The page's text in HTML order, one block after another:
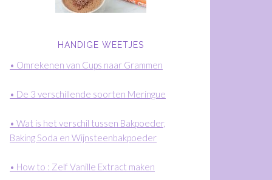
HANDIGE WEETJES
• Omrekenen van Cups naar Grammen
• De 3 verschillende soorten Meringue
• Wat is het verschil tussen Bakpoeder,
Baking Soda en Wijnsteenbakpoeder
• How to : Zelf Vanille Extract maken